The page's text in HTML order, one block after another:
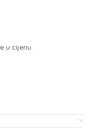
u cijenu.